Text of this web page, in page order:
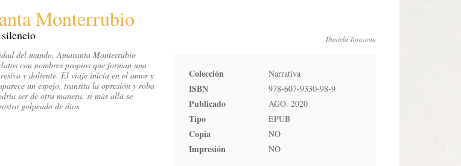
Monterrubio
del mundo, Amaranta Monterrubio
con nombres propios que forman una
y doliente. El viaje inicia en el amor y
un espejo, transita la opresión y roba
ser de otra manera, si más allá se
golpeado de dios.
Daniela Tarazona
Colección Narrativa
ISBN 978-607-9330-98-9
Publicado AGO. 2020
Tipo EPUB
Copia NO
Impresión NO